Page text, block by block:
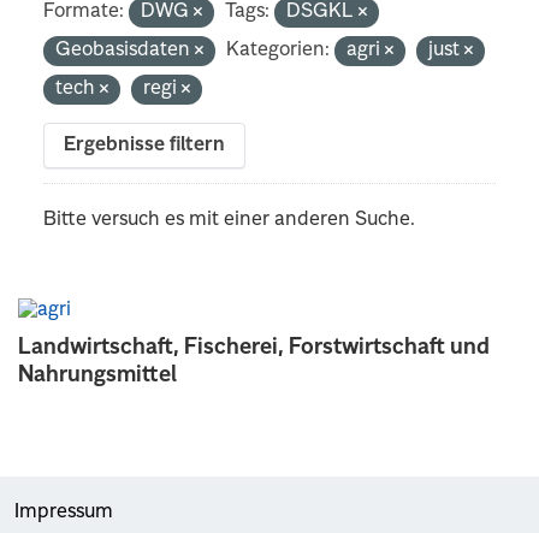
Landwirtschaft, Fischerei, Forstwirtschaft und
Nahrungsmittel
Formate: DWG Tags:
DSGKL
Geobasisdaten
Kategorien: agri
just
tech
regi
Ergebnisse filtern
Bitte versuch es mit einer anderen Suche.
Impressum